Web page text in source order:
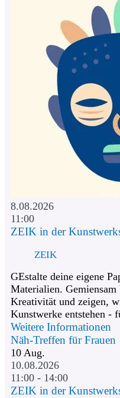
8.08.2026
11:00
ZEIK in der
ZEIK
GEstalte deine eigene
Materialien.
Kreativität und zeigen,
Kunstwerke entstehen -
Weitere Informationen
Näh-Treffen für Frauen
10 Aug.
10.08.2026
11:00 - 14:00
ZEIK in der